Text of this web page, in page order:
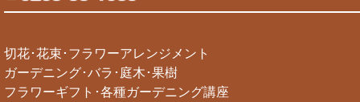
切花･花束･フラワーアレンジメント
ガーデニング･バラ･庭木･果樹
フラワーギフト･各種ガーデニング講座